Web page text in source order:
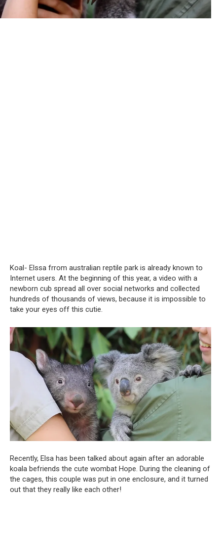
Koal- Elssa frrom australian reptile park is already known to
Internet users. At the beginning of this year, a video with a
newborn cub spread all over social networks and collected
hundreds of thousands of views, because it is impossible to
take your eyes off this cutie.
Recently, Elsa has been talked about again after an adorable
koala befriends the cute wombat Hope. During the cleaning of
the cages, this couple was put in one enclosure, and it turned
out that they really like each other!